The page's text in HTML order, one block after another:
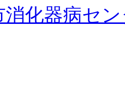
消化器病セ